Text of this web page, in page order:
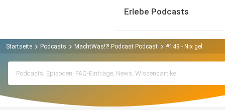
Erlebe Podcasts
Startseite Podcasts MachtWas!?! Podcast Podcast #149 - Nix gelernt in